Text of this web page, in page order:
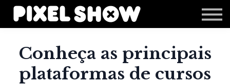
Shop
Revista Zupi
Login
Conheça as principais
plataformas de cursos